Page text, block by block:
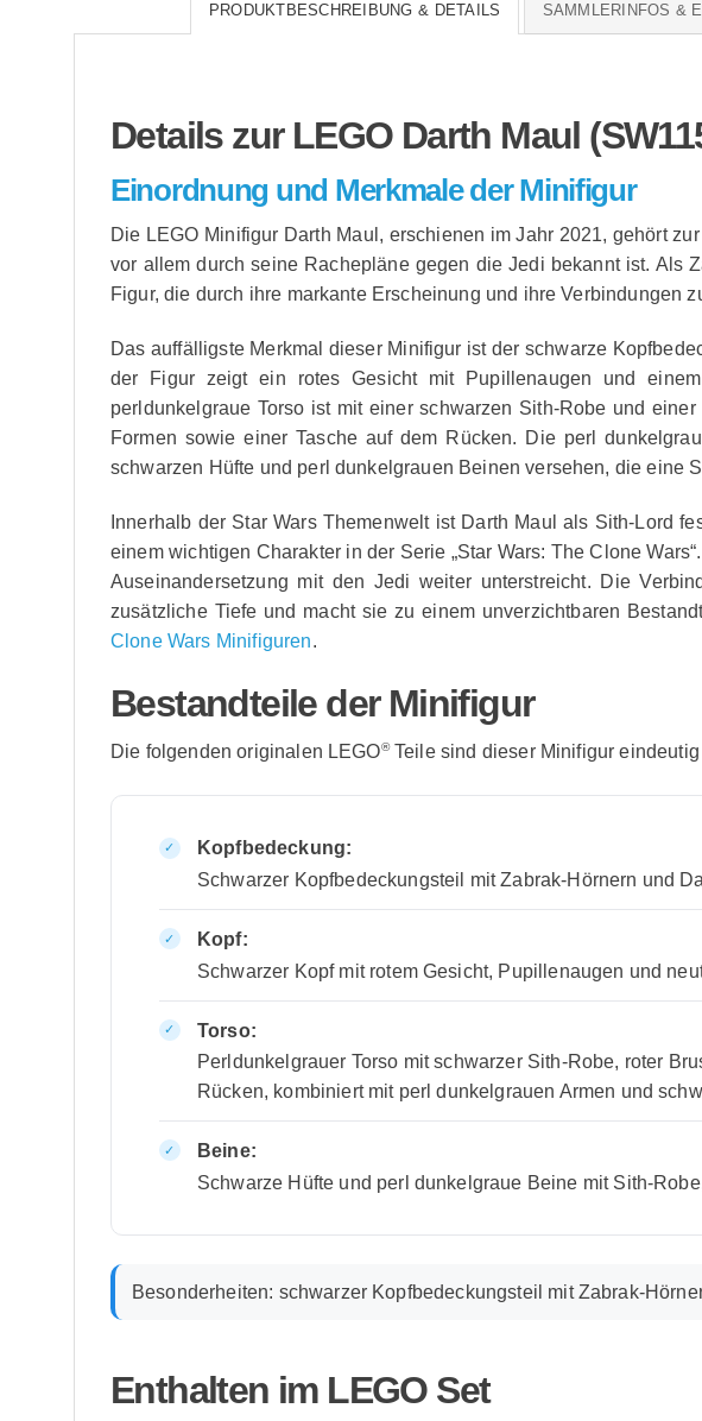
PRODUKTBESCHREIBUNG & DETAILS SAMMLERINFOS &
Details zur LEGO Darth Maul
Einordnung und Merkmale der Minifigur
Die LEGO Minifigur Darth Maul, erschienen im Jahr 2021, gehört
vor allem durch seine Rachepläne gegen die Jedi bekannt ist. Als
Figur, die durch ihre markante Erscheinung und ihre Verbindungen
Das auffälligste Merkmal dieser Minifigur ist der schwarze
der Figur zeigt ein rotes Gesicht mit Pupillenaugen und
perldunkelgraue Torso ist mit einer schwarzen Sith-Robe und
Formen sowie einer Tasche auf dem Rücken. Die perl
schwarzen Hüfte und perl dunkelgrauen Beinen versehen, die eine
Innerhalb der Star Wars Themenwelt ist Darth Maul als Sith-Lord
einem wichtigen Charakter in der Serie „Star Wars: The Clone
Auseinandersetzung mit den Jedi weiter unterstreicht. Die
zusätzliche Tiefe und macht sie zu einem unverzichtbaren
Clone Wars Minifiguren.
Bestandteile der Minifigur
Die folgenden originalen LEGO®Teile sind dieser Minifigur
Kopfbedeckung:
Schwarzer Kopfbedeckungsteil mit Zabrak-Hörnern und
Kopf:
Schwarzer Kopf mit rotem Gesicht, Pupillenaugen und
Torso:
Perldunkelgrauer Torso mit schwarzer Sith-Robe, roter
Rücken, kombiniert mit perl dunkelgrauen Armen und
Beine:
Schwarze Hüfte und perl dunkelgraue Beine mit Sith-
Besonderheiten: schwarzer Kopfbedeckungsteil mit Zabrak-
Enthalten im LEGO Set